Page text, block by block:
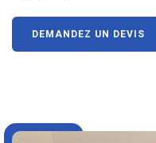
DEMANDEZ UN DEVIS